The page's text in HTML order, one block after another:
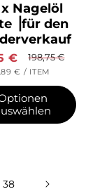
Nagelöl
⎥für den
€
Normaler
Preis
198,75€
€ / PRO
ITEM
38